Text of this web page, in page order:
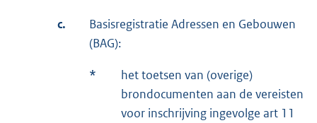
c.
Basisregistratie Adressen en Gebouwen
(BAG):
*
het toetsen van (overige)
brondocumenten aan de vereisten
voor inschrijving ingevolge art 11